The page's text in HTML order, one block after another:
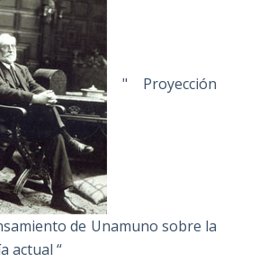
" Proyección
de Unamuno sobre la
actual “